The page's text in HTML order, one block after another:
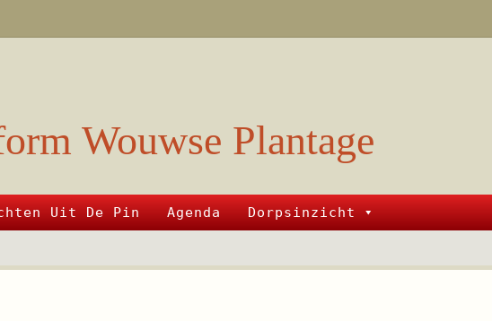
Wouwse Plantage
Uit De Pin Agenda Dorpsinzicht